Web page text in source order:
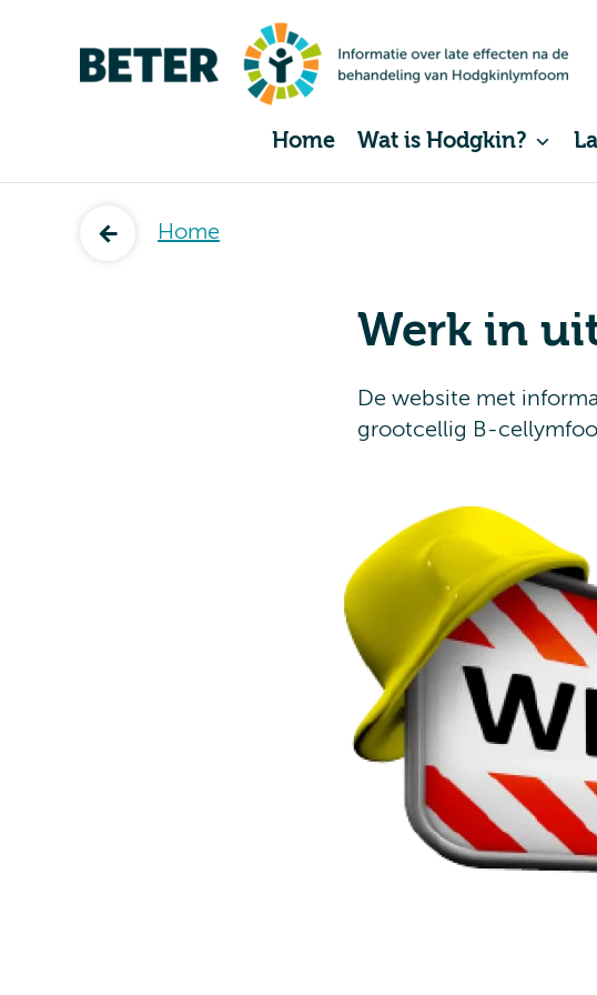
Home Wat is Hodgkin?
Home
Werk in
De website met
grootcellig B-